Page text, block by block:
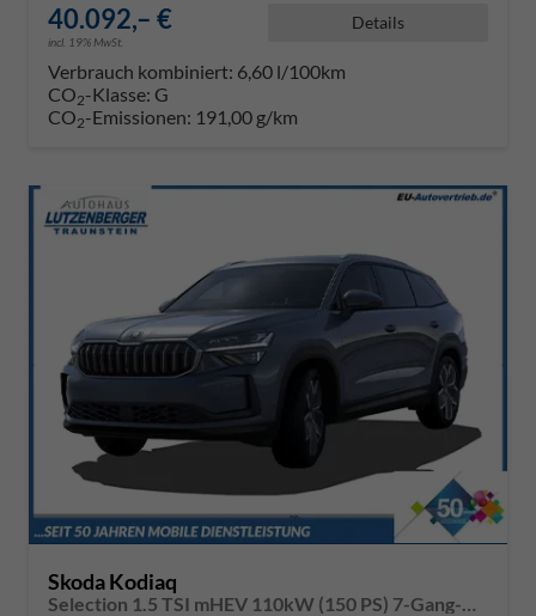
40.092,– €
incl. 19% MwSt.
Details
Verbrauch kombiniert: 6,60 l/100km
CO2-Klasse: G
CO2-Emissionen: 191,00 g/km
Skoda Kodiaq